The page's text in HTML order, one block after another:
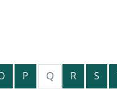
P Q R S